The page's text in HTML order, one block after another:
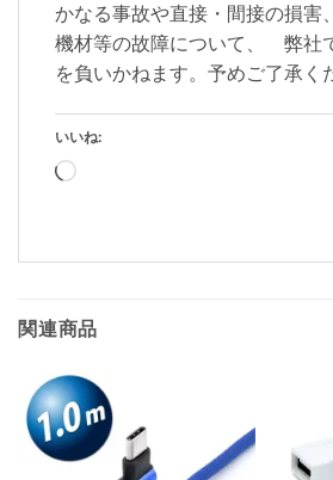
かなる事故や直接・間接の損害
機材等の故障について、 弊社
を負いかねます。予めご了承く
いいね:
読
み
関連商品